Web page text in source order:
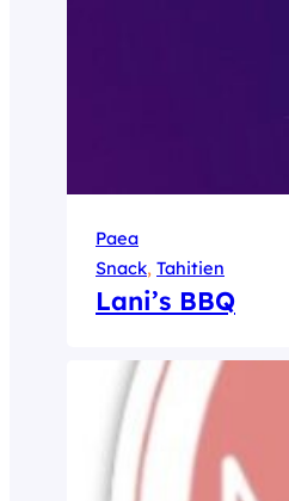
Paea
Snack, Tahitien
Lani’s BBQ